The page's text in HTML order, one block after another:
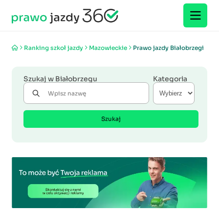
Ranking szkoł jazdy Mazowieckie Prawo jazdy Białobrzegi
Szukaj w Białobrzegu Kategoria
Szukaj